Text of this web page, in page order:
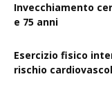
Invecchiamento
e 75 anni
Esercizio fisico
rischio